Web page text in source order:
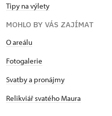
Tipy na výlety
MOHLO BY VÁS ZAJÍMAT
O areálu
Fotogalerie
Svatby a pronájmy
Relikviář svatého Maura